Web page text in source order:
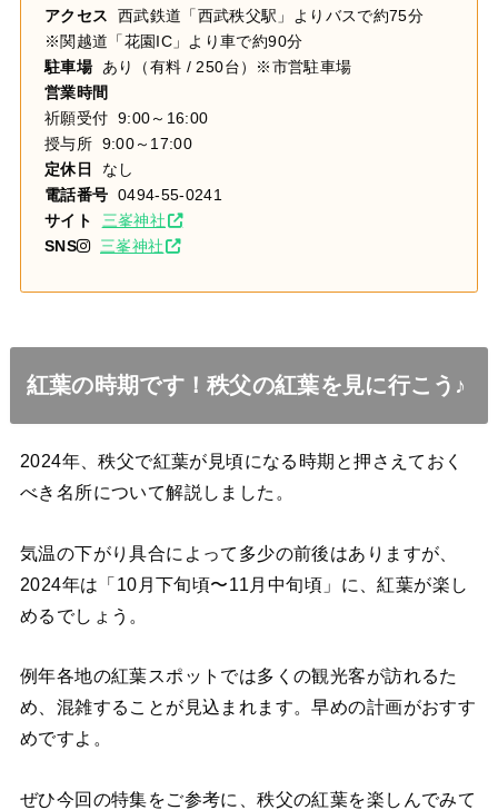
アクセス 西武鉄道「西武秩父駅」よりバスで約75分
※関越道「花園IC」より車で約90分
駐車場あり（有料 / 250台）※市営駐車場
営業時間
祈願受付 9:00～16:00
授与所 9:00～17:00
定休日
なし
電話番号 0494-55-0241
サイト
三峯神社
SNS
三峯神社
紅葉の時期です！秩父の紅葉を見に行こう♪
2024年、秩父で紅葉が見頃になる時期と押さえておく
べき名所について解説しました。
気温の下がり具合によって多少の前後はありますが、
2024年は「10月下旬頃〜11月中旬頃」に、紅葉が楽し
めるでしょう。
例年各地の紅葉スポットでは多くの観光客が訪れるた
め、混雑することが見込まれます。早めの計画がおすす
めですよ。
ぜひ今回の特集をご参考に、秩父の紅葉を楽しんでみて